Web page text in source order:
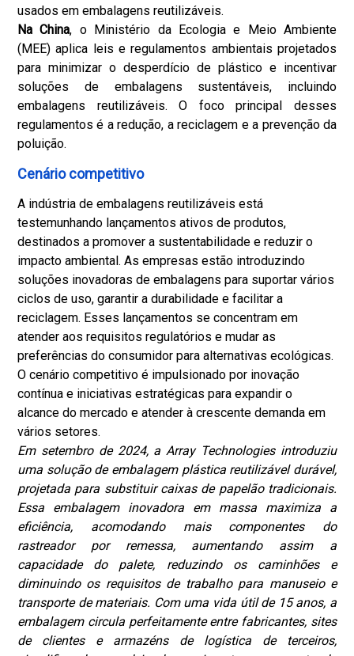
usados ​​em embalagens reutilizáveis.
Na China, o Ministério da Ecologia e Meio Ambiente
(MEE) aplica leis e regulamentos ambientais projetados
para minimizar o desperdício de plástico e incentivar
soluções de embalagens sustentáveis, incluindo
embalagens reutilizáveis. O foco principal desses
regulamentos é a redução, a reciclagem e a prevenção da
poluição.
Cenário competitivo
A indústria de embalagens reutilizáveis ​​está
testemunhando lançamentos ativos de produtos,
destinados a promover a sustentabilidade e reduzir o
impacto ambiental. As empresas estão introduzindo
soluções inovadoras de embalagens para suportar vários
ciclos de uso, garantir a durabilidade e facilitar a
reciclagem. Esses lançamentos se concentram em
atender aos requisitos regulatórios e mudar as
preferências do consumidor para alternativas ecológicas.
O cenário competitivo é impulsionado por inovação
contínua e iniciativas estratégicas para expandir o
alcance do mercado e atender à crescente demanda em
vários setores.
Em setembro de 2024, a Array Technologies introduziu
uma solução de embalagem plástica reutilizável durável,
projetada para substituir caixas de papelão tradicionais.
Essa embalagem inovadora em massa maximiza a
eficiência, acomodando mais componentes do
rastreador por remessa, aumentando assim a
capacidade do palete, reduzindo os caminhões e
diminuindo os requisitos de trabalho para manuseio e
transporte de materiais. Com uma vida útil de 15 anos, a
embalagem circula perfeitamente entre fabricantes, sites
de clientes e armazéns de logística de terceiros,